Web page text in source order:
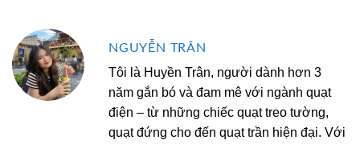
NGUYỄN TRÂN
Tôi là Huyền Trân, người dành hơn 3
năm gắn bó và đam mê với ngành quạt
điện – từ những chiếc quạt treo tường,
quạt đứng cho đến quạt trần hiện đại. Với